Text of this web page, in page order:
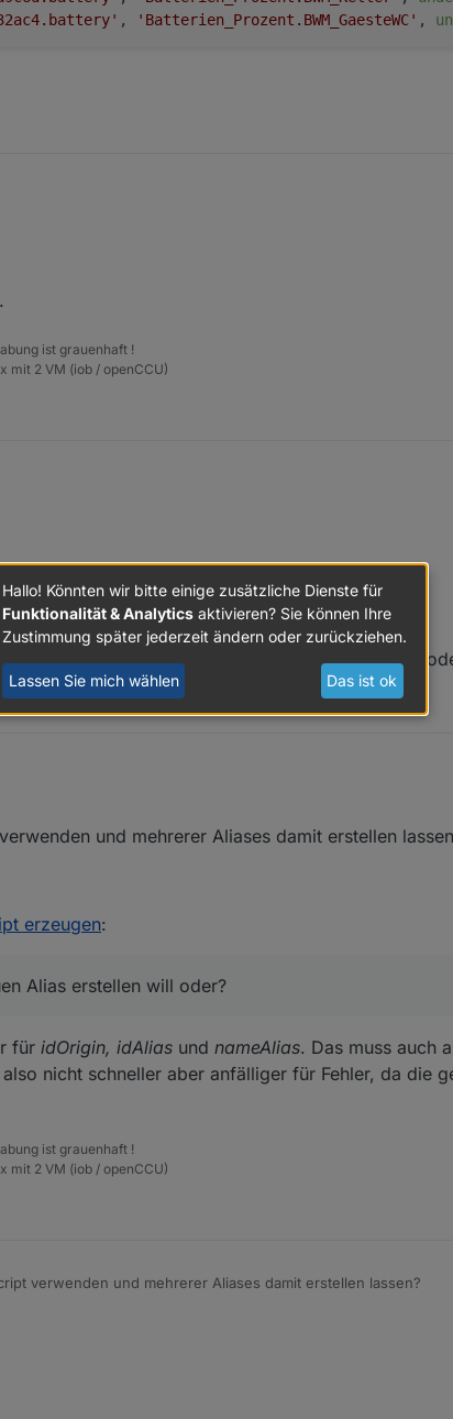
, 'Batterien_Prozent.BWM_GaesteWC' ,
ist grauenhaft !
mit 2 VM (iob / openCCU)
Aliases damit erstellen lassen?
abändern wenn ich ein neuen Alias erstellen will
mehrerer Aliases damit erstellen lassen?
und mehrerer Aliases damit erstellen
erzeugen:
Alias erstellen will oder?
für idOrigin, idAlias und nameAlias. Das muss auch
nicht schneller aber anfälliger für Fehler, da die
ist grauenhaft !
mit 2 VM (iob / openCCU)
verwenden und mehrerer Aliases damit erstellen lassen?
Hallo! Könnten wir bitte einige zusätzliche Dienste für
Funktionalität & Analytics aktivieren? Sie können Ihre
Zustimmung später jederzeit ändern oder zurückziehen.
Lassen Sie mich wählen Das ist ok